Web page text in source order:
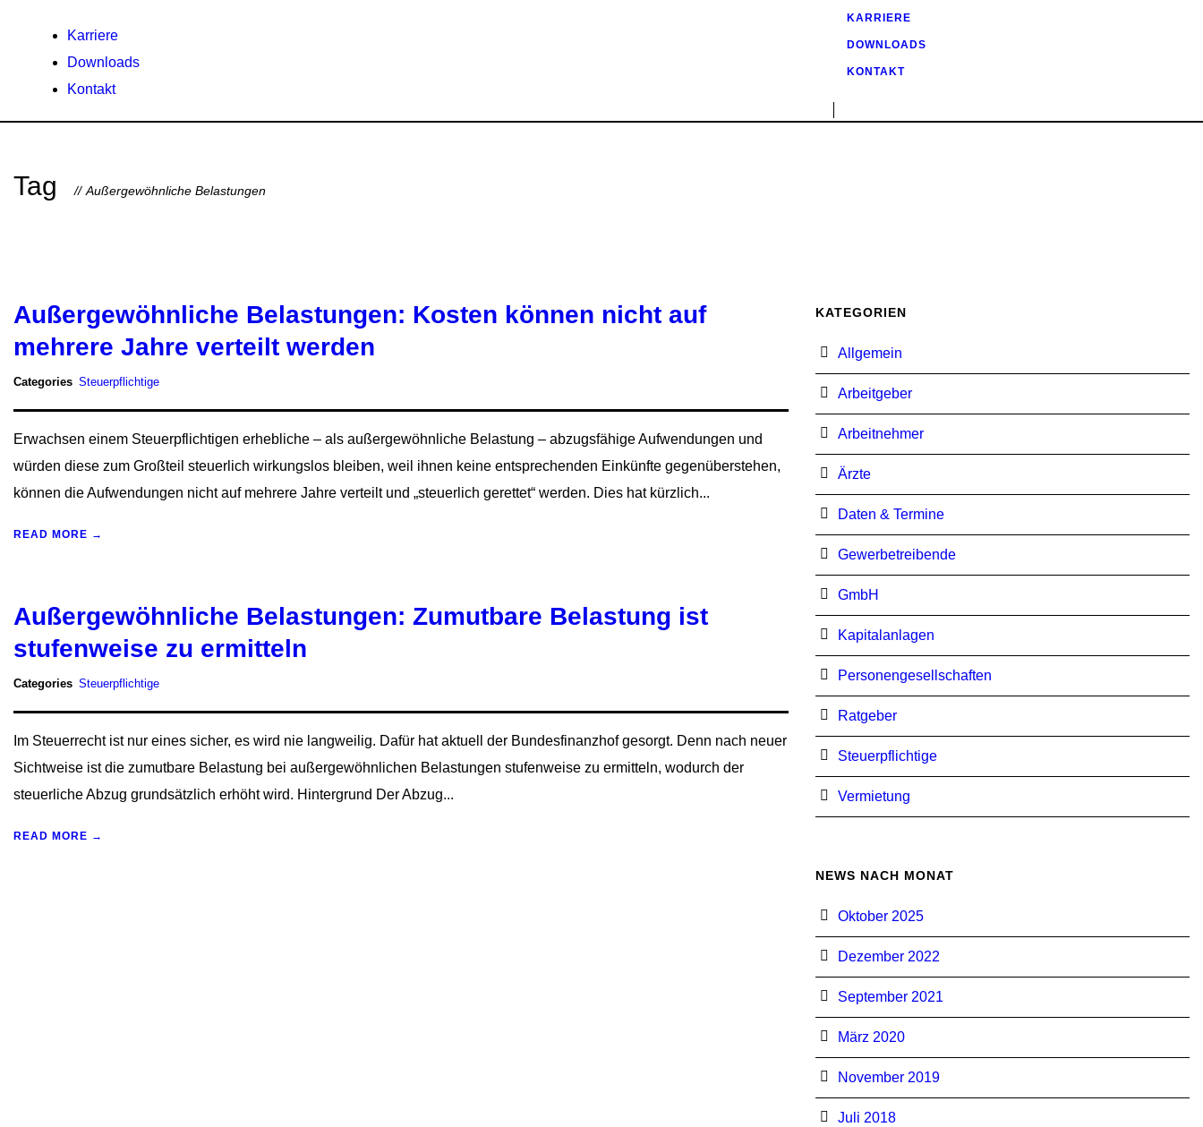
Karriere
Downloads
Kontakt
KARRIERE
DOWNLOADS
KONTAKT
Tag Außergewöhnliche Belastungen
Außergewöhnliche Belastungen: Kosten können nicht auf
mehrere Jahre verteilt werden
Categories Steuerpflichtige
Erwachsen einem Steuerpflichtigen erhebliche – als außergewöhnliche Belastung – abzugsfähige Aufwendungen und
würden diese zum Großteil steuerlich wirkungslos bleiben, weil ihnen keine entsprechenden Einkünfte gegenüberstehen,
können die Aufwendungen nicht auf mehrere Jahre verteilt und „steuerlich gerettet“ werden. Dies hat kürzlich...
READ MORE →
Außergewöhnliche Belastungen: Zumutbare Belastung ist
stufenweise zu ermitteln
Categories Steuerpflichtige
Im Steuerrecht ist nur eines sicher, es wird nie langweilig. Dafür hat aktuell der Bundesfinanzhof gesorgt. Denn nach neuer
Sichtweise ist die zumutbare Belastung bei außergewöhnlichen Belastungen stufenweise zu ermitteln, wodurch der
steuerliche Abzug grundsätzlich erhöht wird. Hintergrund Der Abzug...
READ MORE →
KATEGORIEN
Allgemein
Arbeitgeber
Arbeitnehmer
Ärzte
Daten & Termine
Gewerbetreibende
GmbH
Kapitalanlagen
Personengesellschaften
Ratgeber
Steuerpflichtige
Vermietung
NEWS NACH MONAT
Oktober 2025
Dezember 2022
September 2021
März 2020
November 2019
Juli 2018